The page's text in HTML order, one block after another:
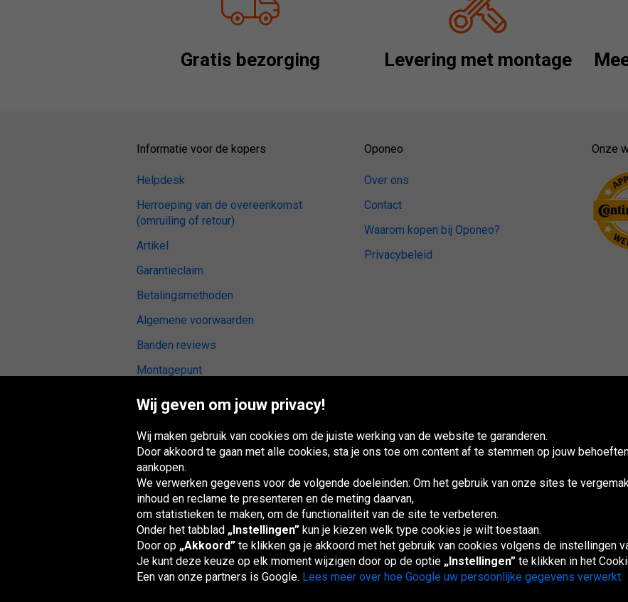
Gratis bezorging Levering met montage
Informatie voor de kopers
Helpdesk
Herroeping van de overeenkomst
(omruiling of retour)
Artikel
Garantieclaim
Betalingsmethoden
Algemene voorwaarden
Banden reviews
Montagepunt
Digitale toegankelijkheid
Oponeo
Over ons
Contact
Waarom kopen bij Oponeo?
Privacybeleid
Onze
Oponeo-groep
Belgique
Česká
republika
Deutschland Éire España France Italia Magyarország Österreich
republika
Wij geven om jouw privacy!
Wij maken gebruik van cookies om de juiste werking van de website te garanderen.
Door akkoord te gaan met alle cookies, sta je ons toe om content af te stemmen op jouw
aankopen.
We verwerken gegevens voor de volgende doeleinden: Om het gebruik van onze sites te
inhoud en reclame te presenteren en de meting daarvan,
om statistieken te maken, om de functionaliteit van de site te verbeteren.
Onder het tabblad „Instellingen” kun je kiezen welk type cookies je wilt toestaan.
Door op „Akkoord” te klikken ga je akkoord met het gebruik van cookies volgens de instellingen
Je kunt deze keuze op elk moment wijzigen door op de optie „Instellingen” te klikken in het
Een van onze partners is Google. Lees meer over hoe Google uw persoonlijke gegevens verwerkt.